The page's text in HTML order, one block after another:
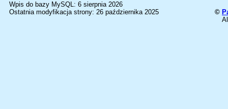
Wpis do bazy MySQL: 6 sierpnia 2026
Ostatnia modyfikacja strony: 26 października 2025
©